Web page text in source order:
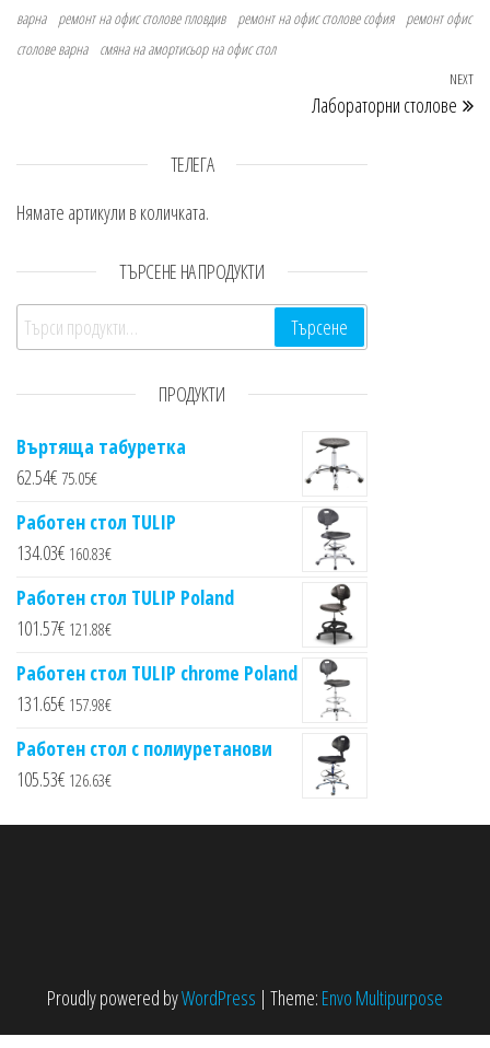
варна
ремонт на офис столове пловдив ремонт на офис столове софия
ремонт офис
столове варна
смяна на амортисьор на офис стол
NEXT
Лабораторни столове
ТЕЛЕГА
Нямате артикули в количката.
ТЪРСЕНЕ НА ПРОДУКТИ
Търсене за:
Търсене
ПРОДУКТИ
Въртяща табуретка
62.54€ 75.05€
Работен стол TULIP
134.03€ 160.83€
Работен стол TULIP Poland
101.57€ 121.88€
Работен стол TULIP chrome Poland
131.65€ 157.98€
Работен стол с полиуретанови
105.53€ 126.63€
Proudly powered byWordPress | Theme: Envo Multipurpose